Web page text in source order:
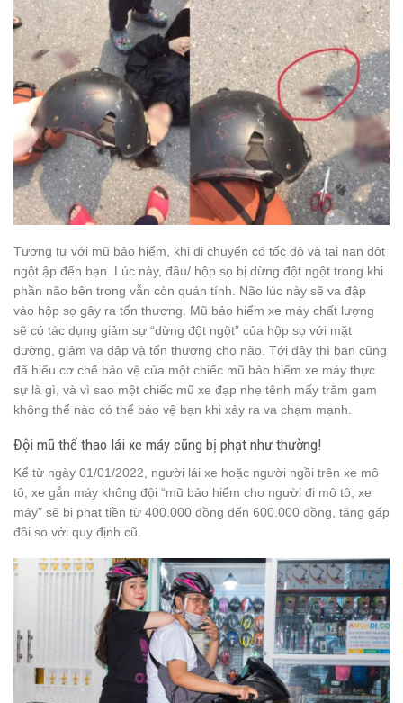
Tương tự với mũ bảo hiểm, khi di chuyển có tốc độ và tai nạn đột
ngột ập đến bạn. Lúc này, đầu/ hộp sọ bị dừng đột ngột trong khi
phần não bên trong vẫn còn quán tính. Não lúc này sẽ va đập
vào hộp sọ gây ra tổn thương. Mũ bảo hiểm xe máy chất lượng
sẽ có tác dụng giảm sự “dừng đột ngột” của hộp sọ với mặt
đường, giảm va đập và tổn thương cho não. Tới đây thì bạn cũng
đã hiểu cơ chế bảo vệ của một chiếc mũ bảo hiểm xe máy thực
sự là gì, và vì sao một chiếc mũ xe đạp nhẹ tênh mấy trăm gam
không thể nào có thể bảo vệ bạn khi xảy ra va chạm mạnh.
Đội mũ thể thao lái xe máy cũng bị phạt như thường!
Kể từ ngày 01/01/2022, người lái xe hoặc người ngồi trên xe mô
tô, xe gắn máy không đội “mũ bảo hiểm cho người đi mô tô, xe
máy” sẽ bị phạt tiền từ 400.000 đồng đến 600.000 đồng, tăng gấp
đôi so với quy định cũ.